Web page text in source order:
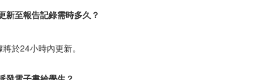
新至報告記錄需時多久？
於24小時內更新。